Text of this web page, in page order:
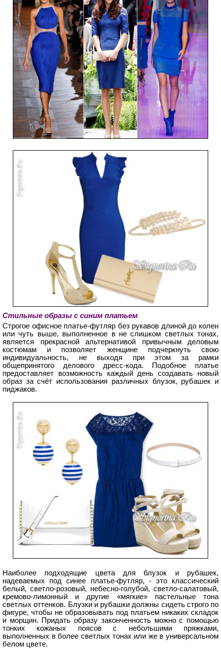
Стильные образы с синим платьем
Строгое офисное платье-футляр без рукавов длиной до колен
или чуть выше, выполненное в не слишком светлых тонах,
является прекрасной альтернативой привычным деловым
костюмам и позволяет женщине подчеркнуть свою
индивидуальность, не выходя при этом за рамки
общепринятого делового дресс-кода. Подобное платье
предоставляет возможность каждый день создавать новый
образ за счёт использования различных блузок, рубашек и
пиджаков.
Наиболее подходящие цвета для блузок и рубашек,
надеваемых под синее платье-футляр, - это классический
белый, светло-розовый, небесно-голубой, светло-салатовый,
кремово-лимонный и другие «мягкие» пастельные тона
светлых оттенков. Блузки и рубашки должны сидеть строго по
фигуре, чтобы не образовывать под платьем никаких складок
и морщин. Придать образу законченность можно с помощью
тонких кожаных поясов с небольшими пряжками,
выполненных в более светлых тонах или же в универсальном
белом цвете.